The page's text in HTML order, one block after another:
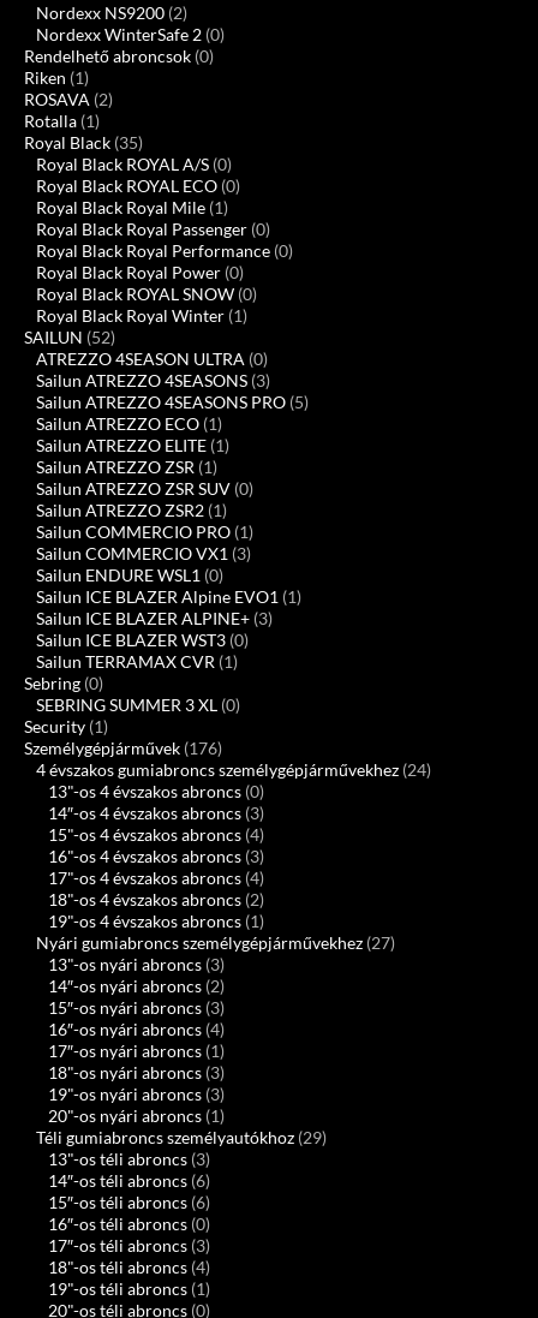
Nordexx NS9200 (2)
Nordexx WinterSafe 2 (0)
Rendelhető abroncsok (0)
Riken (1)
ROSAVA (2)
Rotalla (1)
Royal Black (35)
Royal Black ROYAL A/S (0)
Royal Black ROYAL ECO (0)
Royal Black Royal Mile (1)
Royal Black Royal Passenger (0)
Royal Black Royal Performance (0)
Royal Black Royal Power (0)
Royal Black ROYAL SNOW (0)
Royal Black Royal Winter (1)
SAILUN (52)
ATREZZO 4SEASON ULTRA (0)
Sailun ATREZZO 4SEASONS (3)
Sailun ATREZZO 4SEASONS PRO (5)
Sailun ATREZZO ECO (1)
Sailun ATREZZO ELITE (1)
Sailun ATREZZO ZSR (1)
Sailun ATREZZO ZSR SUV (0)
Sailun ATREZZO ZSR2 (1)
Sailun COMMERCIO PRO (1)
Sailun COMMERCIO VX1 (3)
Sailun ENDURE WSL1 (0)
Sailun ICE BLAZER Alpine EVO1 (1)
Sailun ICE BLAZER ALPINE+ (3)
Sailun ICE BLAZER WST3 (0)
Sailun TERRAMAX CVR (1)
Sebring (0)
SEBRING SUMMER 3 XL (0)
Security (1)
Személygépjárművek (176)
4 évszakos gumiabroncs személygépjárművekhez (24)
13"-os 4 évszakos abroncs (0)
14″-os 4 évszakos abroncs (3)
15"-os 4 évszakos abroncs (4)
16"-os 4 évszakos abroncs (3)
17"-os 4 évszakos abroncs (4)
18"-os 4 évszakos abroncs (2)
19"-os 4 évszakos abroncs (1)
Nyári gumiabroncs személygépjárművekhez (27)
13"-os nyári abroncs (3)
14″-os nyári abroncs (2)
15″-os nyári abroncs (3)
16″-os nyári abroncs (4)
17″-os nyári abroncs (1)
18"-os nyári abroncs (3)
19"-os nyári abroncs (3)
20"-os nyári abroncs (1)
Téli gumiabroncs személyautókhoz (29)
13"-os téli abroncs (3)
14″-os téli abroncs (6)
15″-os téli abroncs (6)
16″-os téli abroncs (0)
17″-os téli abroncs (3)
18"-os téli abroncs (4)
19"-os téli abroncs (1)
20"-os téli abroncs (0)